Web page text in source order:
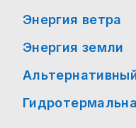
Мероприятия
Интересные факты
Новости
Энергия ветра
Мероприятия
Интересные
Новости
Энергия земли
Интересные
Новости
Мероприятия